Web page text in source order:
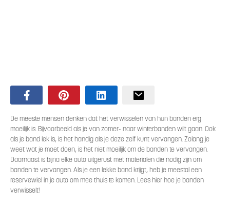
De meeste mensen denken dat het verwisselen van hun banden erg
moeilijk is. Bijvoorbeeld als je van zomer- naar winterbanden wilt gaan. Ook
als je band lek is, is het handig als je deze zelf kunt vervangen. Zolang je
weet wat je moet doen, is het niet moeilijk om de banden te vervangen.
Daarnaast is bijna elke auto uitgerust met materialen die nodig zijn om
banden te vervangen. Als je een lekke band krijgt, heb je meestal een
reservewiel in je auto om mee thuis te komen. Lees hier hoe je banden
verwisselt!